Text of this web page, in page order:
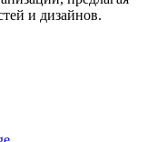
и дизайнов.